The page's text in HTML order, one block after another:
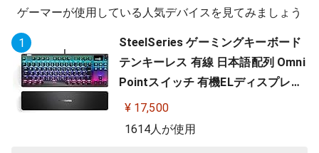
ゲーマーが使用している人気デバイスを見てみましょう
1
SteelSeries ゲーミングキーボード
テンキーレス 有線 日本語配列 Omni
Pointスイッチ 有機ELディスプレイ
搭載 Apex Pro TKL JP 64737
¥ 17,500
1614人が使用